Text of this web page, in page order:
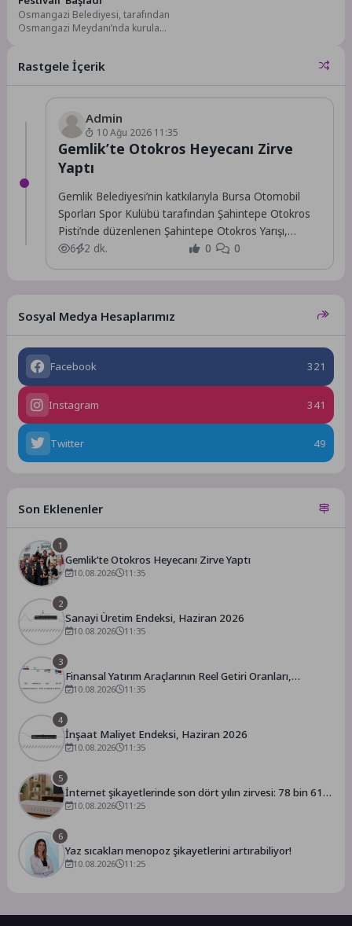
Osmangazi Belediyesi, tarafından
Osmangazi Meydanı’nda kurulan
yıl...
Rastgele İçerik
Admin
10 Ağu 2026 11:35
Gemlik’te Otokros Heyecanı Zirve
Yaptı
Gemlik Belediyesi’nin katkılarıyla Bursa Otomobil
Sporları Spor Kulübü tarafından Şahintepe Otokros
Pisti’nde düzenlenen Şahintepe Otokros Yarışı,
Türkiye’nin farklı bölgelerinden gelen...
6 2 dk. 0 0
Sosyal Medya Hesaplarımız
Facebook 321
Instagram 341
Twitter 49
Son Eklenenler
1
Gemlik’te Otokros Heyecanı Zirve Yaptı
10.08.2026 11:35
2
Sanayi Üretim Endeksi, Haziran 2026
10.08.2026 11:35
3
Finansal Yatırım Araçlarının Reel Getiri Oranları,
Temmuz 2026
10.08.2026 11:35
4
İnşaat Maliyet Endeksi, Haziran 2026
10.08.2026 11:35
5
İnternet şikayetlerinde son dört yılın zirvesi: 78 bin 610
şikayet
10.08.2026 11:25
6
Yaz sıcakları menopoz şikayetlerini artırabiliyor!
10.08.2026 11:25